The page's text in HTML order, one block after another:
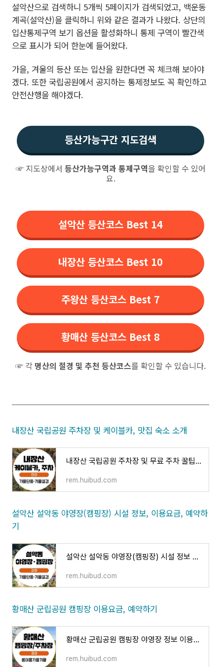
설악산으로 검색하니 5개씩 5페이지가 검색되었고, 백운동
계곡(설악산)을 클릭하니 위와 같은 결과가 나왔다. 상단의
입산통제구역 보기 옵션을 활성화하니 통제 구역이 빨간색
으로 표시가 되어 한눈에 들어왔다.
가을, 겨울의 등산 또는 입산을 원한다면 꼭 체크해 보아야
겠다. 또한 국립공원에서 공지하는 통제정보도 꼭 확인하고
안전산행을 해야겠다.
등산가능구간 지도검색
☞ 지도상에서 등산가능구역과 통제구역을 확인할 수 있어
요.
설악산 등산코스 Best 14
내장산 등산코스 Best 10
주왕산 등산코스 Best 7
황매산 등산코스 Best 8
☞ 각 명산의 절경 및 추천 등산코스를 확인할 수 있습니다.
내장산 국립공원 주차장 및 케이블카, 맛집 숙소 소개
내장산 국립공원 주차장 및 무료 주차 꿀팁 케이블카 정보와 맛집 숙소 소개
rem.huibud.com
설악산 설악동 야영장(캠핑장) 시설 정보, 이용요금, 예약하
기
설악산 설악동 야영장(캠핑장) 시설 정보 이용 요금 연락처 및 예약하기
rem.huibud.com
황매산 군립공원 캠핑장 이용요금, 예약하기
황매산 군립공원 캠핑장 야영장 정보 이용요금 예약 선착순/추첨제 환불규정
rem.huibud.com